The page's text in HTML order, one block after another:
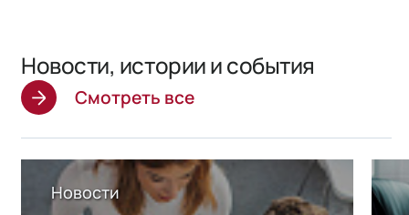
Новости, истории и события
Смотреть все
Новости